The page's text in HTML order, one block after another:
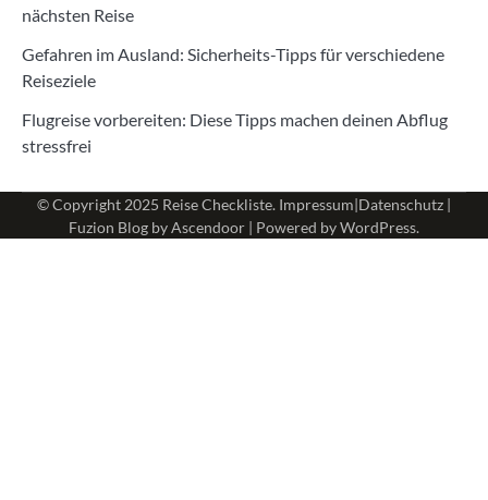
nächsten Reise
Gefahren im Ausland: Sicherheits-Tipps für verschiedene
Reiseziele
Flugreise vorbereiten: Diese Tipps machen deinen Abflug
stressfrei
© Copyright 2025 Reise Checkliste. Impressum|Datenschutz |
Fuzion Blog byAscendoor | Powered byWordPress.